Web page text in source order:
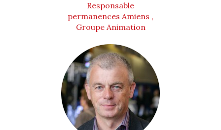
Responsable
permanences Amiens ,
Groupe Animation